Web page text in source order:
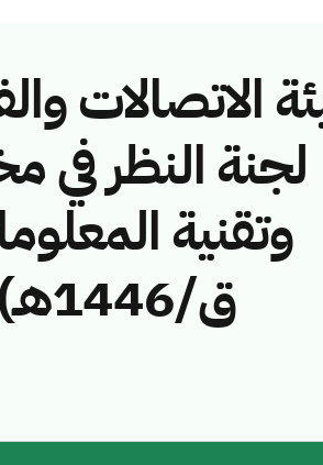
الاتصالات
لجنة النظر في
ق/